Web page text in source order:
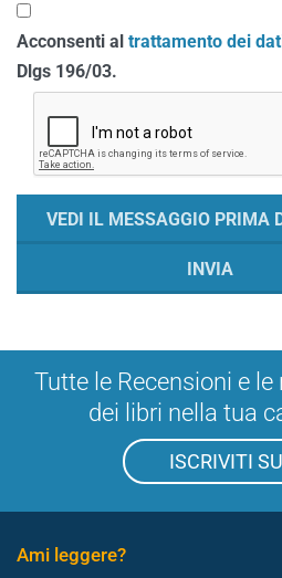
Acconsenti al trattamento dei
Dlgs 196/03.
Tutte le Recensioni e
dei libri nella tua
ISCRIVITI
Ami leggere?